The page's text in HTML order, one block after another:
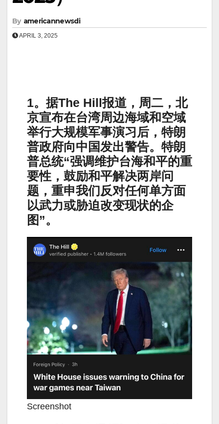
By americannewsdi
APRIL 3, 2025
1。据The Hill报道，周二，北
京宣布在台湾周边海域和空域
举行大规模军事演习后，特朗
普政府向中国发出警告。特朗
普总统“强调维护台海和平的重
要性，鼓励和平解决两岸问
题，重申我们反对任何单方面
以武力或胁迫改变现状的企
图”。
Screenshot